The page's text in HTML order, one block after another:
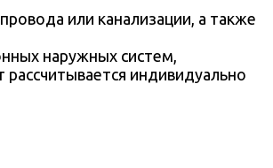
или канализации, а также
наружных систем,
рассчитывается индивидуально